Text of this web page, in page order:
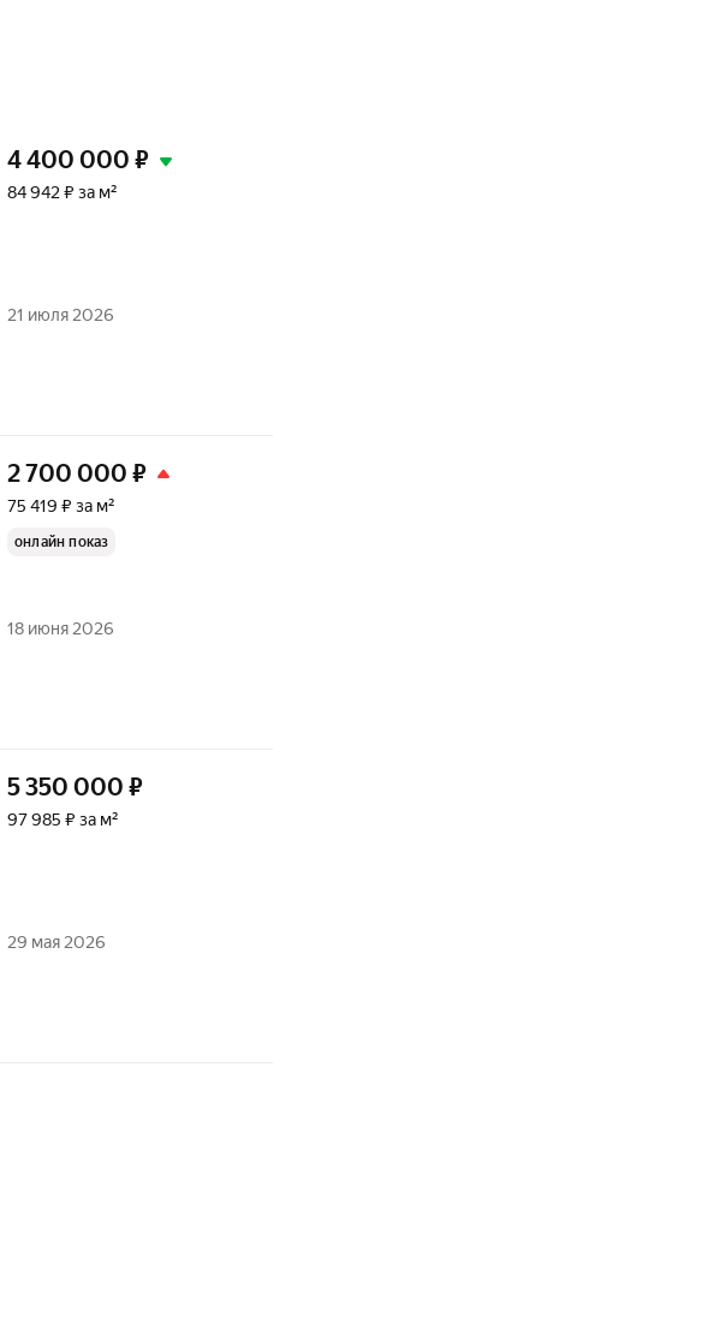
4 400 000 ₽
84 942 ₽ за м²
21 июля 2026
2 700 000 ₽
75 419 ₽ за м²
онлайн показ
18 июня 2026
5 350 000 ₽
97 985 ₽ за м²
29 мая 2026